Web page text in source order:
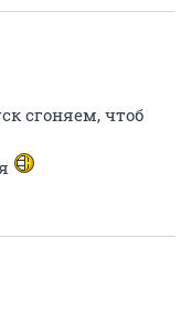
сгоняем, чтоб